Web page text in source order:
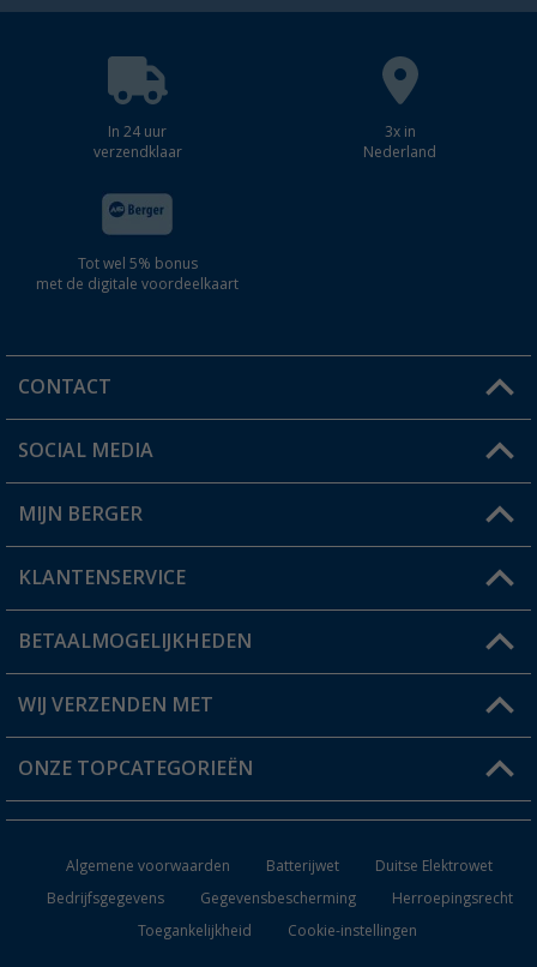
In 24 uur
verzendklaar
3x in
Nederland
Tot wel 5% bonus
met de digitale voordeelkaart
CONTACT
Een vraag?
Winkel vinden
SOCIAL MEDIA
MIJN BERGER
Mijn account
Status bestelling
Verlanglijstje
KLANTENSERVICE
FAQ & Contact
Verzendinformatie
Catalogus
BETAALMOGELIJKHEDEN
WIJ VERZENDEN MET
ONZE TOPCATEGORIEËN
Campingmeubilair
Algemene voorwaarden Batterijwet
Duitse Elektrowet
Bedrijfsgegevens
Gegevensbescherming
Herroepingsrecht
Toegankelijkheid
Cookie-instellingen